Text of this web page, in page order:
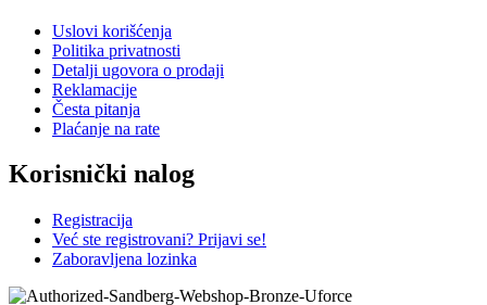
Uslovi korišćenja
Politika privatnosti
Detalji ugovora o prodaji
Reklamacije
Česta pitanja
Plaćanje na rate
Korisnički nalog
Registracija
Već ste registrovani? Prijavi se!
Zaboravljena lozinka